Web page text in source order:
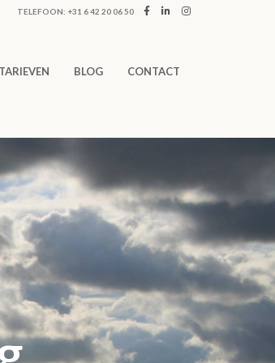
TELEFOON: +31 6 42 20 06 50
TARIEVEN BLOG CONTACT